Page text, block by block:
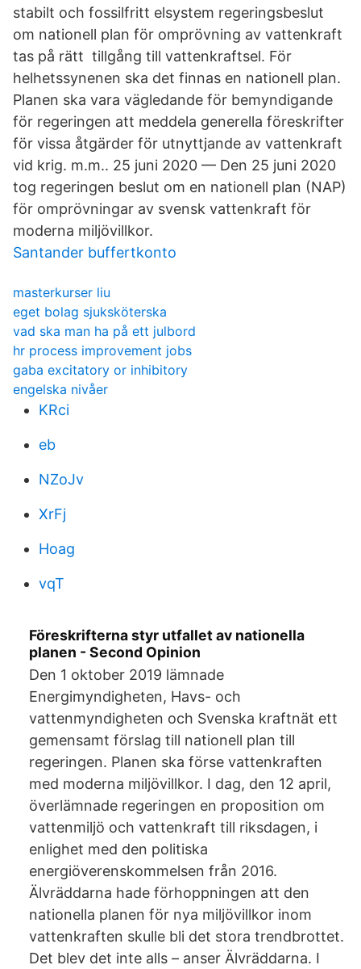
stabilt och fossilfritt elsystem regeringsbeslut
om nationell plan för omprövning av vattenkraft
tas på rätt tillgång till vattenkraftsel. För
helhetssynenen ska det finnas en nationell plan.
Planen ska vara vägledande för bemyndigande
för regeringen att meddela generella föreskrifter
för vissa åtgärder för utnyttjande av vattenkraft
vid krig. m.m.. 25 juni 2020 — Den 25 juni 2020
tog regeringen beslut om en nationell plan (NAP)
för omprövningar av svensk vattenkraft för
moderna miljövillkor.
Santander buffertkonto
masterkurser liu
eget bolag sjuksköterska
vad ska man ha på ett julbord
hr process improvement jobs
gaba excitatory or inhibitory
engelska nivåer
KRci
eb
NZoJv
XrFj
Hoag
vqT
Föreskrifterna styr utfallet av nationella
planen - Second Opinion
Den 1 oktober 2019 lämnade
Energimyndigheten, Havs- och
vattenmyndigheten och Svenska kraftnät ett
gemensamt förslag till nationell plan till
regeringen. Planen ska förse vattenkraften
med moderna miljövillkor. I dag, den 12 april,
överlämnade regeringen en proposition om
vattenmiljö och vattenkraft till riksdagen, i
enlighet med den politiska
energiöverenskommelsen från 2016.
Älvräddarna hade förhoppningen att den
nationella planen för nya miljövillkor inom
vattenkraften skulle bli det stora trendbrottet.
Det blev det inte alls – anser Älvräddarna. I